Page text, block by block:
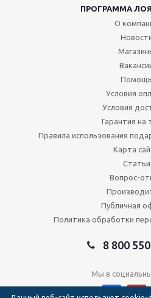
ПРОГРАММА
О
Помощь
Условия
Условия
Гарантия на
Правила использования
Карта
Статьи
Вопрос-
Публичная
Политика обработки
8 800
Мы в